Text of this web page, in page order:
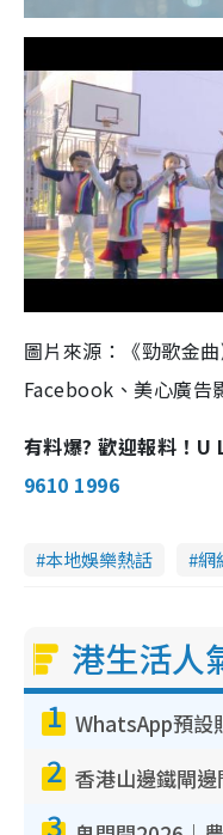
圖片來源：《勁歌金
Facebook、美心廣告
有料爆? 歡迎報料！
9610 1996
本地娛樂熱話 網
港生活人
1
2
3